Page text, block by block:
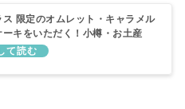
ス 限定のオムレット・キャラメル
ーキをいただく！小樽・お土産